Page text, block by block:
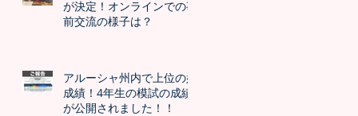
が決定！オンラインでの事
前交流の様子は？
アルーシャ州内で上位の好
成績！4年生の模試の成績
が公開されました！！